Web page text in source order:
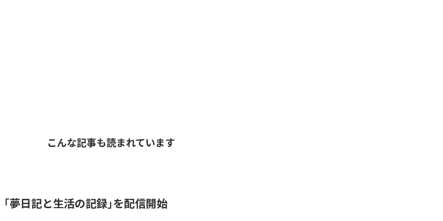
こんな記事も読まれています
夢日記と生活の記録」を配信開始